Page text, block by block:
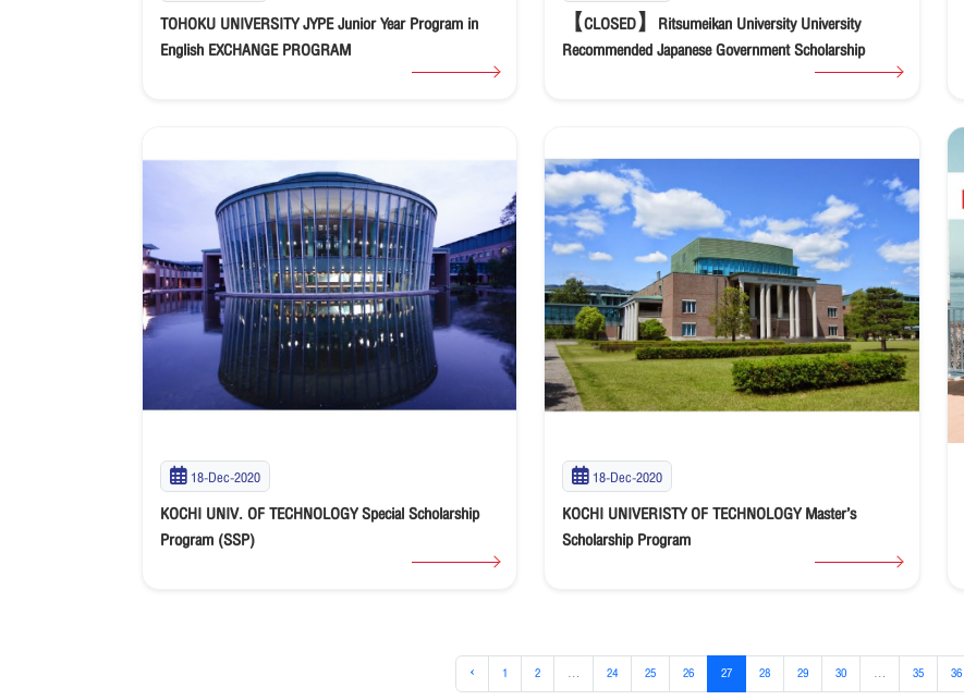
TOHOKU UNIVERSITY JYPE Junior Year Program in
English EXCHANGE PROGRAM
【CLOSED】Ritsumeikan University University
Recommended Japanese Government Scholarship
18-Dec-2020
KOCHI UNIV. OF TECHNOLOGY Special Scholarship
Program (SSP)
18-Dec-2020
KOCHI UNIVERISTY OF TECHNOLOGY Master’s
Scholarship Program
‹ 1 2 ... 24 25 26 27 28 29 30 ... 35 36